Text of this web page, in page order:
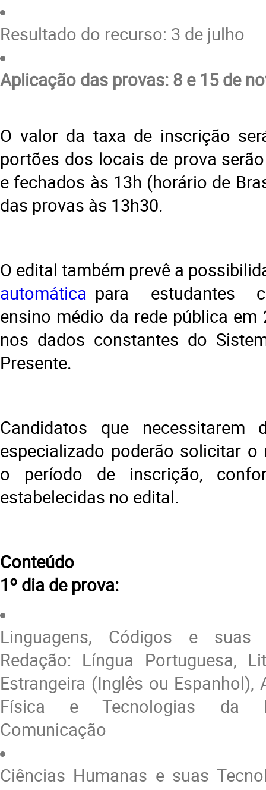
Resultado do recurso: 3 de julho
Aplicação das provas: 8 e 15 de
O valor da taxa de inscrição
portões dos locais de prova
e fechados às 13h (horário de
das provas às 13h30.
O edital também prevê a
automática para estudantes
ensino médio da rede pública em
nos dados constantes do
Presente.
Candidatos que necessitarem
especializado poderão solicitar o
o período de inscrição,
estabelecidas no edital.
Conteúdo
1º dia de prova:
Linguagens, Códigos e suas
Redação: Língua Portuguesa,
Estrangeira (Inglês ou Espanhol),
Física e Tecnologias da
Comunicação
Ciências Humanas e suas